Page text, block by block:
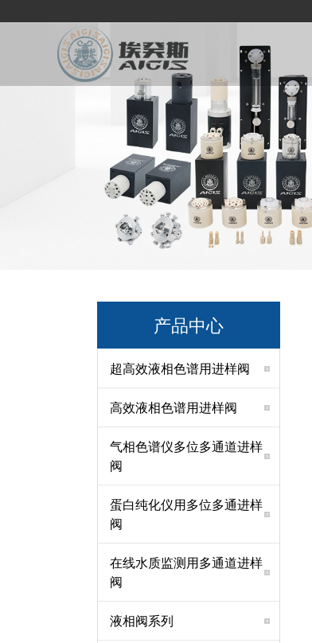
产品中心
超高效液相色谱用进样阀
高效液相色谱用进样阀
气相色谱仪多位多通道进样
阀
蛋白纯化仪用多位多通进样
阀
在线水质监测用多通道进样
阀
液相阀系列